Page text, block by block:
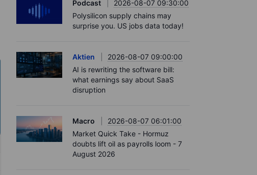
Podcast
2026-08-07 09:30:00
Polysilicon supply chains may
surprise you. US jobs data today!
Aktien
2026-08-07 09:00:00
AI is rewriting the software bill:
what earnings say about SaaS
disruption
Macro
2026-08-07 06:01:00
Market Quick Take - Hormuz
doubts lift oil as payrolls loom - 7
August 2026